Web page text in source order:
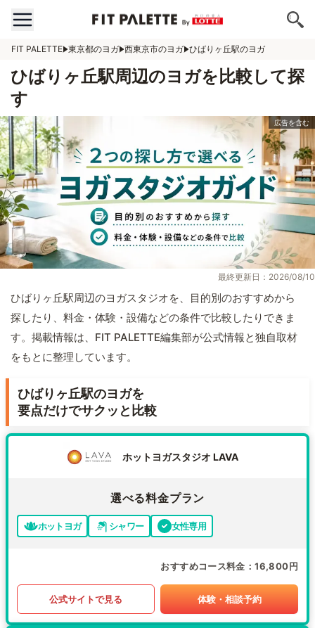
FIT PALETTE 東京都のヨガ 西東京市のヨガ ひばりヶ丘駅のヨガ
ひばりヶ丘駅周辺のヨガを比較して探
す
最終更新日：2026/08/10
ひばりヶ丘駅周辺のヨガスタジオを、目的別のおすすめから
探したり、料金・体験・設備などの条件で比較したりできま
す。掲載情報は、FIT PALETTE編集部が公式情報と独自取材
をもとに整理しています。
ひばりヶ丘駅のヨガを
要点だけでサクッと比較
ホットヨガスタジオ LAVA
選べる料金プラン
ホットヨガ シャワー 女性専用
おすすめコース料金 16,800円
公式サイトで見る 体験・相談予約